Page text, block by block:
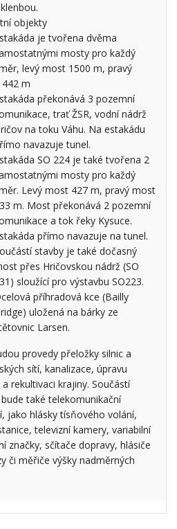
objekty
je tvořena dvěma
mosty pro každý
levý most 1500 m, pravý
442 m
překonává 3 pozemní
trať ŽSR, vodní nádrž
na toku Váhu. Na estakádu
navazuje tunel.
SO 224 je také tvořena 2
mosty pro každý
Levý most 427 m, pravý most
m. Most překonává 2 pozemní
a tok řeky Kysuce.
přímo navazuje na tunel.
stavby je také dočasný
přes Hričovskou nádrž (SO
sloužící pro výstavbu SO223.
příhradová kce (Bailly
uložená na bárky ze
Larsen.
provedy přeložky silnic a
sítí, kanalizace, úpravu
rekultivaci krajiny. Součástí
také telekomunikační
jako hlásky tísňového volání,
televizní kamery, variabilní
značky, sčítače dopravy, hlásiče
či měřiče výšky nadměrných